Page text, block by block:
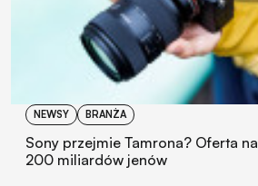
NEWSY BRANŻA
Sony przejmie Tamrona? Oferta na
200 miliardów jenów